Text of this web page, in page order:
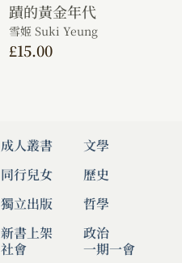
蹟的黃金年代
雪姬 Suki Yeung
£15.00
成人叢書
同行兒女
獨立出版
新書上架
文學
歷史
哲學
政治
社會
一期一會